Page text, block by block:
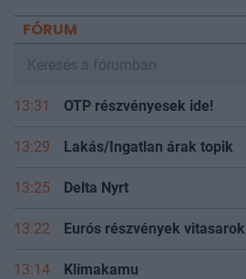
FÓRUM
13:31 OTP részvényesek ide!
13:29 Lakás/Ingatlan árak topik
13:25 Delta Nyrt
13:22 Eurós részvények vitasarok
13:14 Klímakamu